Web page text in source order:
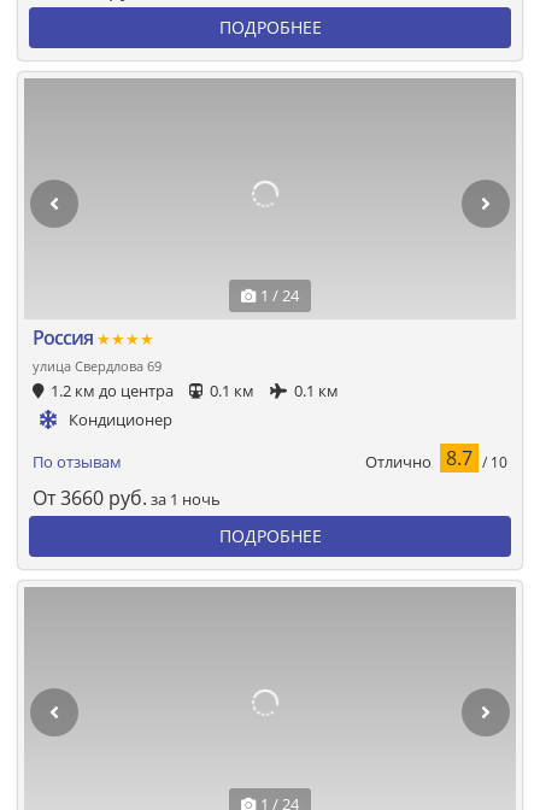
ПОДРОБНЕЕ
1 / 24
Россия ★★★★
улица Свердлова 69
1.2 км до центра 0.1 км
0.1 км
Кондиционер
По отзывам Отлично 8.7 / 10
От3660 руб. за 1 ночь
ПОДРОБНЕЕ
1 / 24